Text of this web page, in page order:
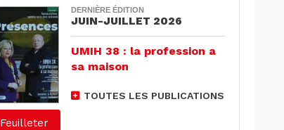
Feuilleter
DERNIÈRE ÉDITION
JUIN-JUILLET 2026
UMIH 38 : la profession a
sa maison
TOUTES LES PUBLICATIONS